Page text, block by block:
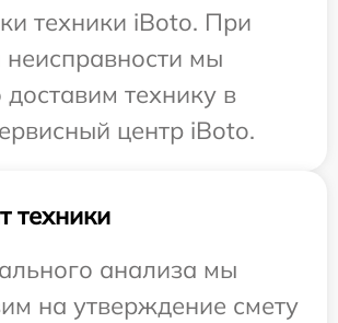
техники iBoto. При
неисправности мы
доставим технику в
центр iBoto.
техники
анализа мы
на утверждение смету